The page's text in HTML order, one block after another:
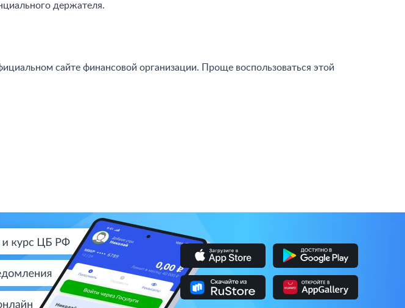
держателя.
сайте финансовой организации. Проще воспользоваться этой